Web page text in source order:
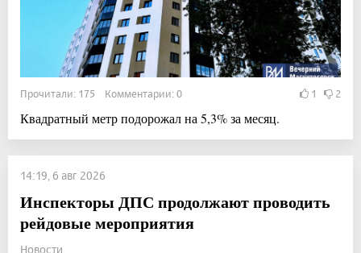
Прочитали: 175 Комментарии: 0 1 2
Квадратный метр подорожал на 5,3% за месяц.
14:19, 6 авг 2026
Инспекторы ДПС продолжают проводить
рейдовые мероприятия
Новости